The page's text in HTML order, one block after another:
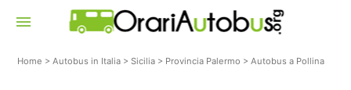
menu
Home >Autobus in Italia >Sicilia > Provincia Palermo >Autobus a Pollina